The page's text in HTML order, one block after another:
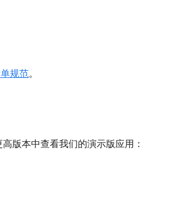
规范。
版本中查看我们的演示版应用：